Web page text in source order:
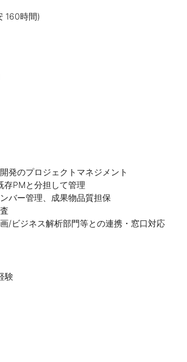
160時間)
発のプロジェクトマネジメント
存PMと分担して管理
バー管理、成果物品質担保
/ビジネス解析部門等との連携・窓口対応
験